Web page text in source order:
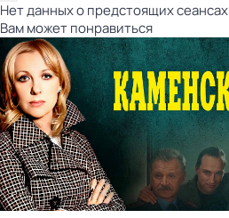
Нет данных о предстоящих сеансах
Вам может понравиться